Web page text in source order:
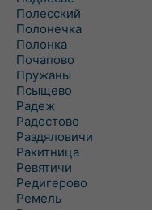
Полесский
Полонечка
Полонка
Почапово
Пружаны
Псыщево
Радеж
Радостово
Раздяловичи
Ракитница
Ревятичи
Редигерово
Ремель